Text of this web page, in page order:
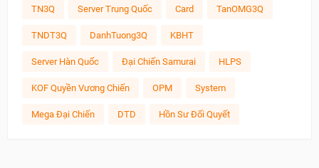
TN3Q Server Trung Quốc Card TanOMG3Q
TNDT3Q DanhTuong3Q KBHT
Server Hàn Quốc Đại Chiến Samurai HLPS
KOF Quyền Vương Chiến OPM System
Mega Đại Chiến DTD Hồn Sư Đối Quyết